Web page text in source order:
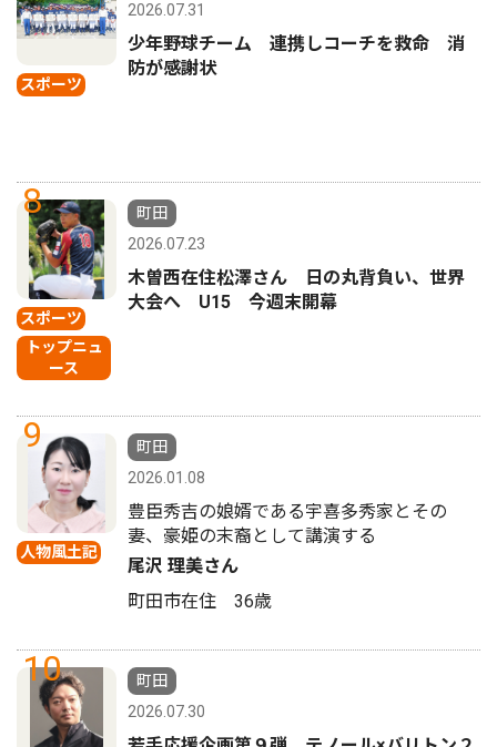
スポーツ
2026.07.31
少年野球チーム 連携しコーチを救命 消
防が感謝状
8
スポーツ
トップニュ
ース
町田
2026.07.23
木曽西在住松澤さん 日の丸背負い、世界
大会へ U15 今週末開幕
9
人物風土記
町田
2026.01.08
豊臣秀吉の娘婿である宇喜多秀家とその
妻、豪姫の末裔として講演する
尾沢 理美さん
町田市在住 36歳
10
町田
2026.07.30